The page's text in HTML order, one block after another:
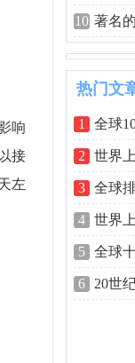
响
接
左
10 著名的
热门文
1 全球10
2 世界上
3 全球排
4 世界上
5 全球十
6 20世纪